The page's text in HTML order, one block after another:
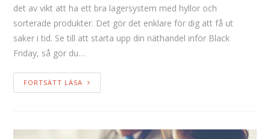
det av vikt att ha ett bra lagersystem med hyllor och
sorterade produkter. Det gör det enklare för dig att få ut
saker i tid. Se till att starta upp din näthandel inför Black
Friday, så gör du…
FORTSÄTT LÄSA